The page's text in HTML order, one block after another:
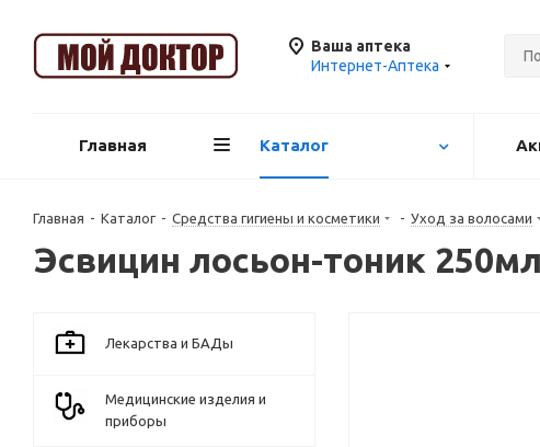
Ваша аптека
Интернет-Аптека
Главная Каталог
Главная - Каталог - Средства гигиены и косметики - Уход за волосами
Эсвицин лосьон-тоник
Лекарства и БАДы
Медицинские изделия и
приборы